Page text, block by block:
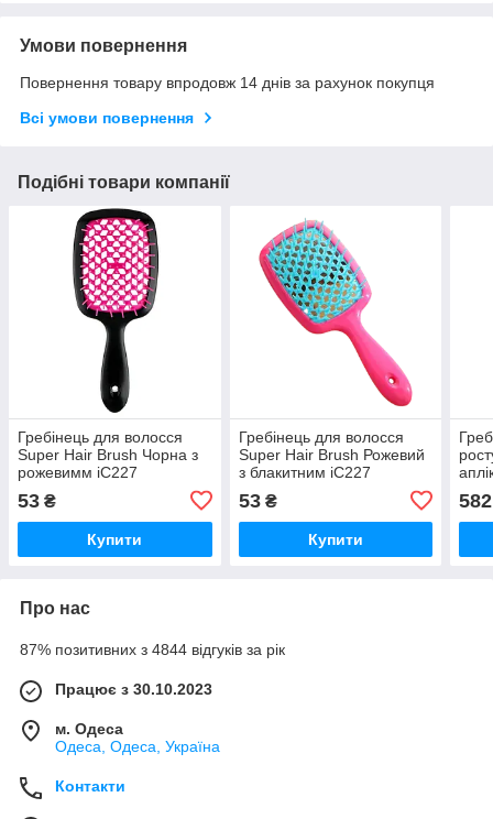
Умови повернення
Повернення товару впродовж 14 днів за рахунок покупця
Всі умови повернення
Подібні товари компанії
Гребінець для волосся
Super Hair Brush Чорна з
рожевимм iC227
53 ₴
Купити
Гребінець для волосся
Super Hair Brush Рожевий
з блакитним iC227
53₴
Купити
582
Про нас
87% позитивних з 4844 відгуків за рік
Працює з 30.10.2023
м. Одеса
Одеса, Одеса, Україна
Контакти